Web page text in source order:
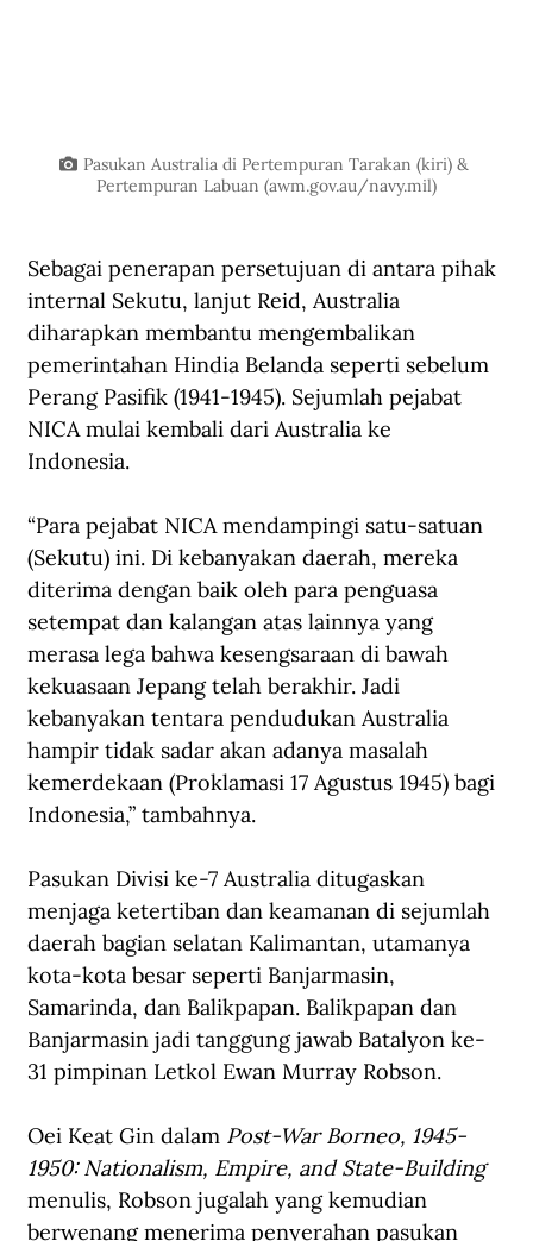
Pasukan Australia di Pertempuran Tarakan (kiri) &
Pertempuran Labuan (awm.gov.au/navy.mil)
Sebagai penerapan persetujuan di antara pihak
internal Sekutu, lanjut Reid, Australia
diharapkan membantu mengembalikan
pemerintahan Hindia Belanda seperti sebelum
Perang Pasifik (1941-1945). Sejumlah pejabat
NICA mulai kembali dari Australia ke
Indonesia.
“Para pejabat NICA mendampingi satu-satuan
(Sekutu) ini. Di kebanyakan daerah, mereka
diterima dengan baik oleh para penguasa
setempat dan kalangan atas lainnya yang
merasa lega bahwa kesengsaraan di bawah
kekuasaan Jepang telah berakhir. Jadi
kebanyakan tentara pendudukan Australia
hampir tidak sadar akan adanya masalah
kemerdekaan (Proklamasi 17 Agustus 1945) bagi
Indonesia,” tambahnya.
Pasukan Divisi ke-7 Australia ditugaskan
menjaga ketertiban dan keamanan di sejumlah
daerah bagian selatan Kalimantan, utamanya
kota-kota besar seperti Banjarmasin,
Samarinda, dan Balikpapan. Balikpapan dan
Banjarmasin jadi tanggung jawab Batalyon ke-
31 pimpinan Letkol Ewan Murray Robson.
Oei Keat Gin dalam Post-War Borneo, 1945-
1950: Nationalism, Empire, and State-Building
menulis, Robson jugalah yang kemudian
berwenang menerima penyerahan pasukan